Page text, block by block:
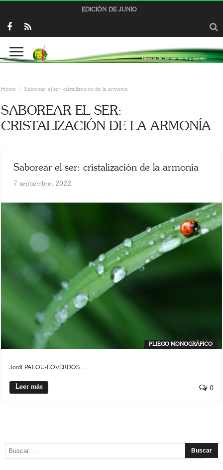
EDICIÓN DE JUNIO
Home Saborear el ser: cristalización de la armonía
SABOREAR EL SER:
CRISTALIZACIÓN DE LA ARMONÍA
Saborear el ser: cristalización de la armonía
7 septiembre, 2022
PLIEGO MONOGRÁFICO
Jordi PALOU-LOVERDOS ...
Leer más 0